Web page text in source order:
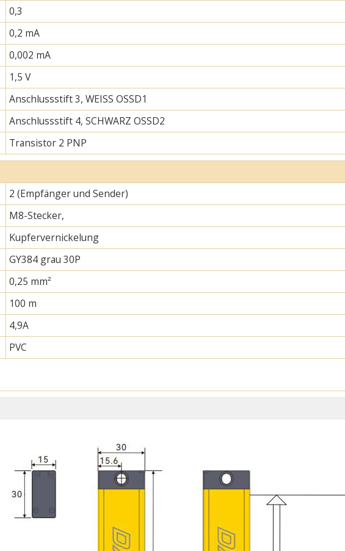
0,3
0,2 mA
0,002 mA
1,5 V
Anschlussstift 3, WEISS OSSD1
Anschlussstift 4, SCHWARZ OSSD2
Transistor 2 PNP
2 (Empfänger und Sender)
M8-Stecker,
Kupfervernickelung
GY384 grau 30P
0,25 mm²
100 m
4,9A
PVC